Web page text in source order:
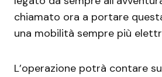
chiamato ora a portare
una mobilità sempre più
L’operazione potrà contare